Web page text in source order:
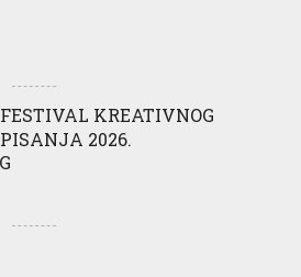
FESTIVAL KREATIVNOG
PISANJA 2026.